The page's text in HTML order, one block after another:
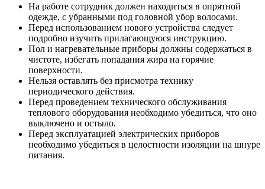
На работе сотрудник должен находиться в опрятной
одежде, с убранными под головной убор волосами.
Перед использованием нового устройства следует
подробно изучить прилагающуюся инструкцию.
Пол и нагревательные приборы должны содержаться в
чистоте, избегать попадания жира на горячие
поверхности.
Нельзя оставлять без присмотра технику
периодического действия.
Перед проведением технического обслуживания
теплового оборудования необходимо убедиться, что оно
выключено и остыло.
Перед эксплуатацией электрических приборов
необходимо убедиться в целостности изоляции на шнуре
питания.